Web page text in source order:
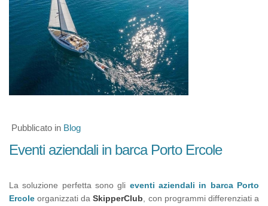
Pubblicato in Blog
Eventi aziendali in barca Porto Ercole
La soluzione perfetta sono gli eventi aziendali in barca Porto
Ercole organizzati daSkipperClub , con programmi differenziati a